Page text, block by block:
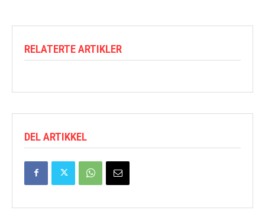
RELATERTE ARTIKLER
DEL ARTIKKEL